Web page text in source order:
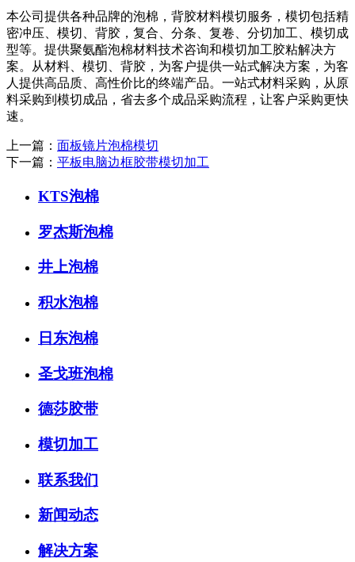
本公司提供各种品牌的泡棉，背胶材料模切服务，模切包括精
密冲压、模切、背胶，复合、分条、复卷、分切加工、模切成
型等。提供聚氨酯泡棉材料技术咨询和模切加工胶粘解决方
案。从材料、模切、背胶，为客户提供一站式解决方案，为客
人提供高品质、高性价比的终端产品。一站式材料采购，从原
料采购到模切成品，省去多个成品采购流程，让客户采购更快
速。
上一篇： 面板镜片泡棉模切
下一篇： 平板电脑边框胶带模切加工
KTS泡棉
罗杰斯泡棉
井上泡棉
积水泡棉
日东泡棉
圣戈班泡棉
德莎胶带
模切加工
联系我们
新闻动态
解决方案